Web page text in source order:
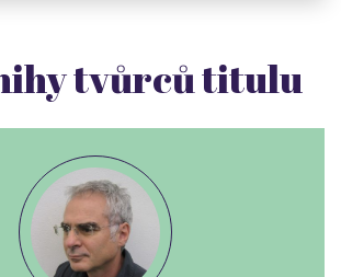
tvůrců titulu